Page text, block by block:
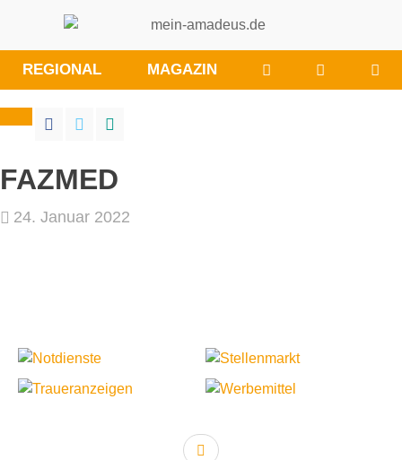
REGIONAL MAGAZIN WÜNSCHE/
SIE
FAZMED
24. Januar 2022
vorheriger Artikel: